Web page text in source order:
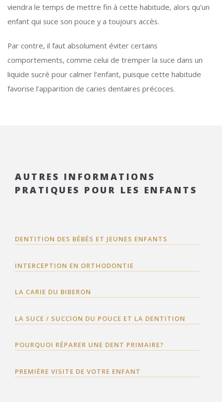
viendra le temps de mettre fin à cette habitude, alors qu’un
enfant qui suce son pouce y a toujours accès.
Par contre, il faut absolument éviter certains
comportements, comme celui de tremper la suce dans un
liquide sucré pour calmer l’enfant, puisque cette habitude
favorise l’apparition de caries dentaires précoces.
AUTRES INFORMATIONS
PRATIQUES POUR LES ENFANTS
DENTITION DES BÉBÉS ET JEUNES ENFANTS
INTERCEPTION EN ORTHODONTIE
LA CARIE DU BIBERON
LA SUCE / SUCCION DU POUCE ET LA DENTITION
POURQUOI RÉPARER UNE DENT PRIMAIRE?
PREMIÈRE VISITE DE VOTRE ENFANT